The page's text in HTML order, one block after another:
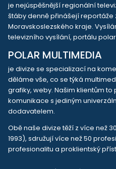
je nejúspěšnější regionální
štáby denně přinášejí reportáže
Moravskoslezského kraje.
televizního vysílání, portálu
POLAR MULTIMEDIA
je divize se specializací na
děláme vše, co se týká
grafiky, weby. Našim klientům
komunikace s jediným
dodavatelem.
Obě naše divize těží z více než
1993), sdružují více než 50
profesionalitu a proklientský